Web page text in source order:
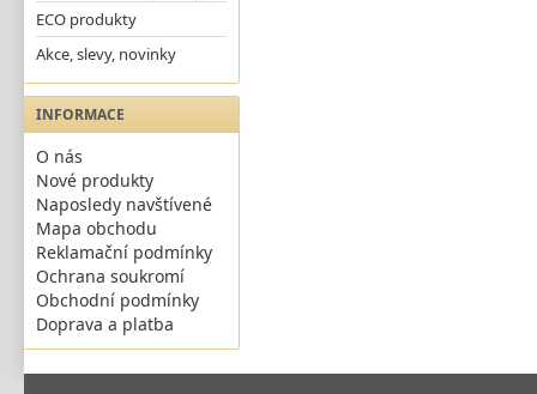
ECO produkty
Akce, slevy, novinky
INFORMACE
O nás
Nové produkty
Naposledy navštívené
Mapa obchodu
Reklamační podmínky
Ochrana soukromí
Obchodní podmínky
Doprava a platba